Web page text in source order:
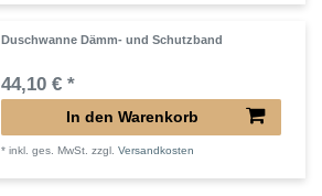
Duschwanne Dämm- und Schutzband
44,10 € *
In den Warenkorb
*inkl. ges. MwSt. zzgl.Versandkosten